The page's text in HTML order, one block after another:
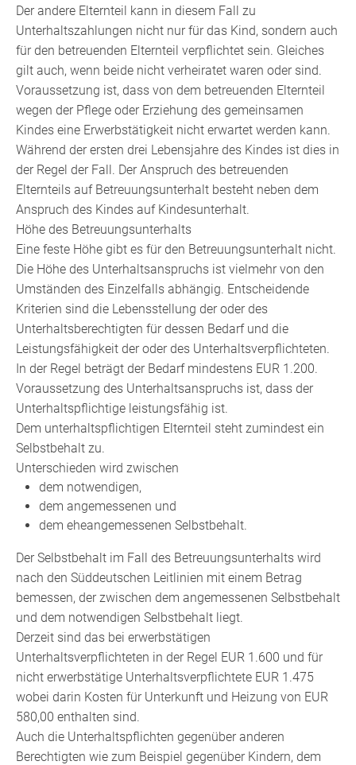
Der andere Elternteil kann in diesem Fall zu
Unterhaltszahlungen nicht nur für das Kind, sondern auch
für den betreuenden Elternteil verpflichtet sein. Gleiches
gilt auch, wenn beide nicht verheiratet waren oder sind.
Voraussetzung ist, dass von dem betreuenden Elternteil
wegen der Pflege oder Erziehung des gemeinsamen
Kindes eine Erwerbstätigkeit nicht erwartet werden kann.
Während der ersten drei Lebensjahre des Kindes ist dies in
der Regel der Fall. Der Anspruch des betreuenden
Elternteils auf Betreuungsunterhalt besteht neben dem
Anspruch des Kindes auf Kindesunterhalt.
Höhe des Betreuungsunterhalts
Eine feste Höhe gibt es für den Betreuungsunterhalt nicht.
Die Höhe des Unterhaltsanspruchs ist vielmehr von den
Umständen des Einzelfalls abhängig. Entscheidende
Kriterien sind die Lebensstellung der oder des
Unterhaltsberechtigten für dessen Bedarf und die
Leistungsfähigkeit der oder des Unterhaltsverpflichteten.
In der Regel beträgt der Bedarf mindestens EUR 1.200.
Voraussetzung des Unterhaltsanspruchs ist, dass der
Unterhaltspflichtige leistungsfähig ist.
Dem unterhaltspflichtigen Elternteil steht zumindest ein
Selbstbehalt zu.
Unterschieden wird zwischen
dem notwendigen,
dem angemessenen und
dem eheangemessenen Selbstbehalt.
Der Selbstbehalt im Fall des Betreuungsunterhalts wird
nach den Süddeutschen Leitlinien mit einem Betrag
bemessen, der zwischen dem angemessenen Selbstbehalt
und dem notwendigen Selbstbehalt liegt.
Derzeit sind das bei erwerbstätigen
Unterhaltsverpflichteten in der Regel EUR 1.600 und für
nicht erwerbstätige Unterhaltsverpflichtete EUR 1.475
wobei darin Kosten für Unterkunft und Heizung von EUR
580,00 enthalten sind.
Auch die Unterhaltspflichten gegenüber anderen
Berechtigten wie zum Beispiel gegenüber Kindern, dem